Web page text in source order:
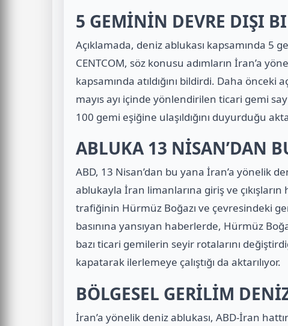
5 GEMİNİN DEVRE DIŞI
Açıklamada, deniz ablukası kapsamında 5
CENTCOM, söz konusu adımların İran’a
kapsamında atıldığını bildirdi. Daha önceki
mayıs ayı içinde yönlendirilen ticari gemi
100 gemi eşiğine ulaşıldığını duyurduğu
ABLUKA 13 NİSAN’DAN
ABD, 13 Nisan’dan bu yana İran’a yönelik
ablukayla İran limanlarına giriş ve
trafiğinin Hürmüz Boğazı ve çevresindeki
basınına yansıyan haberlerde, Hürmüz
bazı ticari gemilerin seyir rotalarını
kapatarak ilerlemeye çalıştığı da aktarılıyor.
BÖLGESEL GERİLİM
İran’a yönelik deniz ablukası, ABD-İran